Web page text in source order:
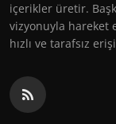
içerikler üretir.
vizyonuyla hareket
hızlı ve tarafsız